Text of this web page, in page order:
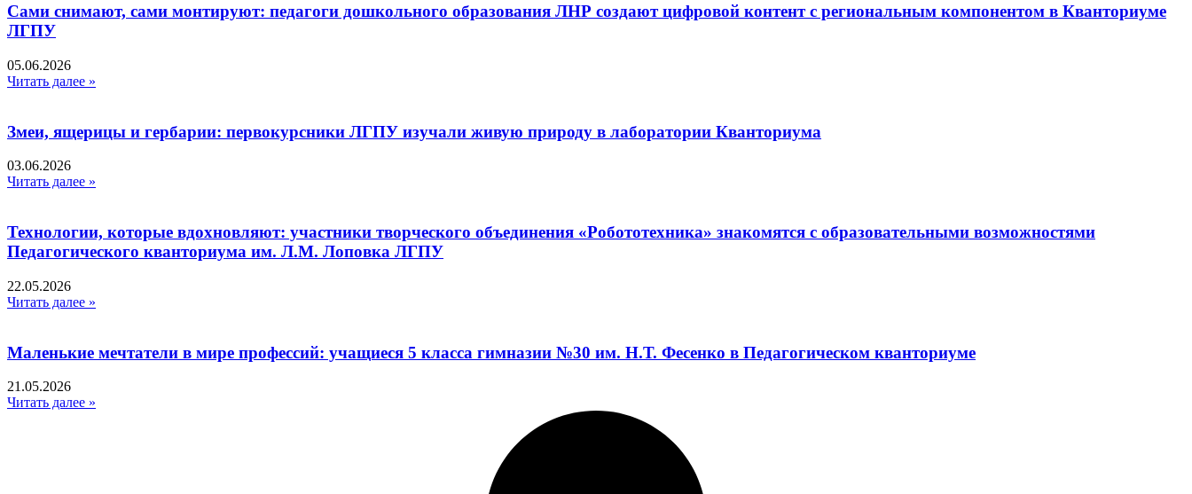
Сами снимают, сами монтируют: педагоги дошкольного образования ЛНР создают цифровой контент с региональным компонентом в Кванториуме
ЛГПУ​
05.06.2026
Читать далее »
Змеи, ящерицы и гербарии: первокурсники ЛГПУ изучали живую природу в лаборатории Кванториума
03.06.2026
Читать далее »
Технологии, которые вдохновляют: участники творческого объединения «Робототехника» знакомятся с образовательными возможностями
Педагогического кванториума им. Л.М. Лоповка ЛГПУ
22.05.2026
Читать далее »
Маленькие мечтатели в мире профессий: учащиеся 5 класса гимназии №30 им. Н.Т. Фесенко в Педагогическом кванториуме
21.05.2026
Читать далее »